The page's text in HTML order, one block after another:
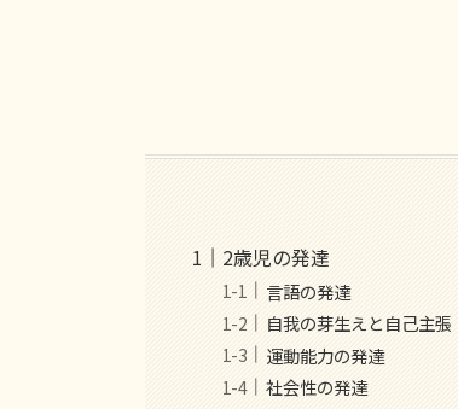
2歳児の発達
言語の発達
自我の芽生えと自己主張
運動能力の発達
社会性の発達